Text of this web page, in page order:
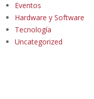
Eventos
Hardware y Software
Tecnología
Uncategorized